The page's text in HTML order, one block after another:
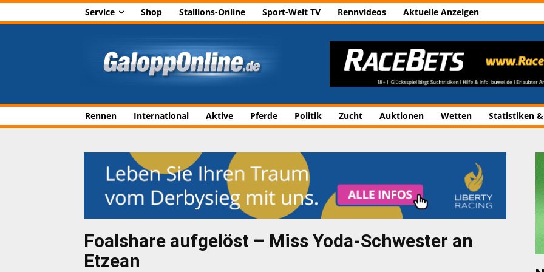
Service Shop Stallions-Online Sport-Welt TV Rennvideos Aktuelle Anzeigen
Rennen International Aktive Pferde Politik Zucht Auktionen Wetten Statistiken
Foalshare aufgelöst – Miss Yoda-Schwester an
Etzean